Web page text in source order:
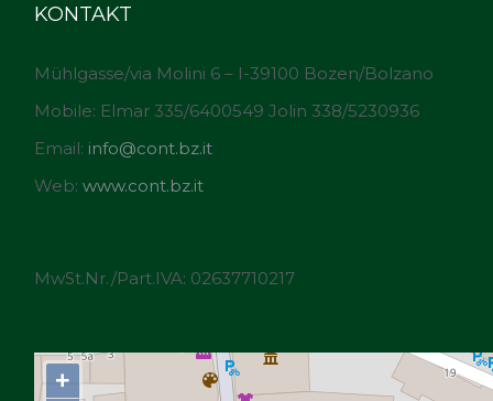
KONTAKT
Mühlgasse/via Molini 6 – I-39100 Bozen/Bolzano
Mobile: Elmar 335/6400549 Jolin 338/5230936
Email: info@cont.bz.it
Web: www.cont.bz.it
MwSt.Nr./Part.IVA: 02637710217
+